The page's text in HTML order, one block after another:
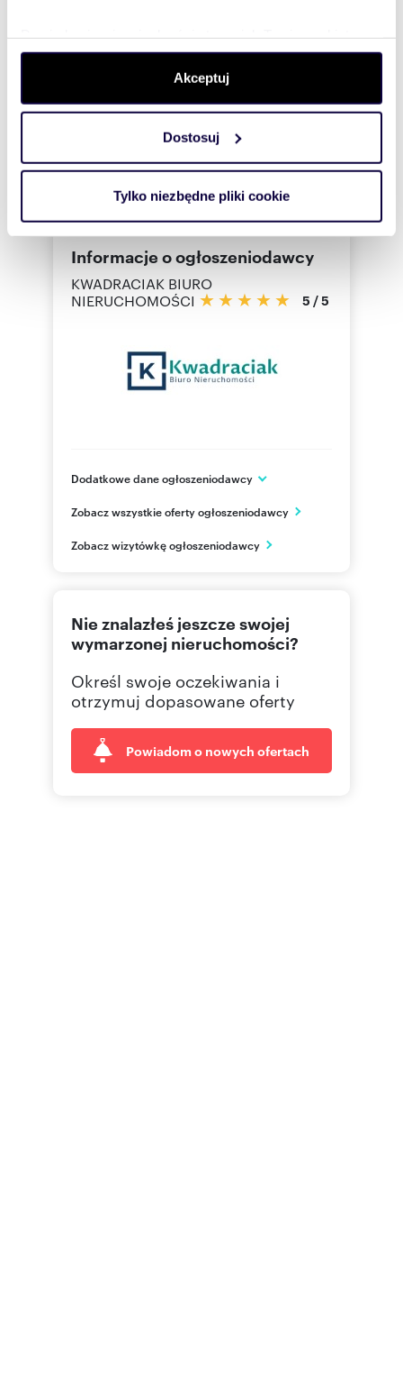
dane są przetwarzane oraz ustaw własne preferencje w
. W Deklaracji plików cookie możesz
zmienić lub wycofać swoją zgodę w dowolnej chwili.
Wykorzystujemy pliki cookie do spersonalizowania treści
i reklam, aby oferować funkcje społecznościowe i
korzystasz z naszej witryny, udostępniamy partnerom
Partnerzy mogą połączyć te informacje z innymi danymi
korzystania z ich usług.
Akceptuj
Dostosuj
Tylko niezbędne pliki cookie
bezpłatnie
Informacje o ogłoszeniodawcy
KWADRACIAK BIURO
NIERUCHOMOŚCI
5 /5
Dodatkowe dane ogłoszeniodawcy
Krosno
PL
661463 Pokaż telefon
887 74 Pokaż telefon
Zobacz wszystkie oferty ogłoszeniodawcy
Zobacz wizytówkę ogłoszeniodawcy
Nie znalazłeś jeszcze swojej
wymarzonej nieruchomości?
Określ swoje oczekiwania i
otrzymuj dopasowane oferty
Powiadom o nowych ofertach